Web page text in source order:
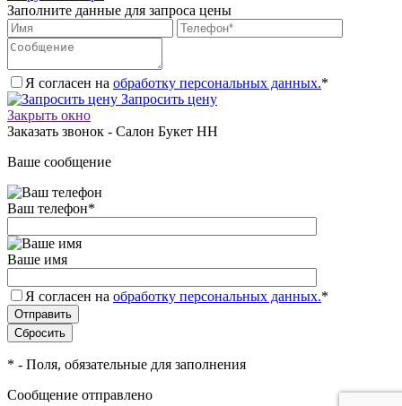
Заполните данные для запроса цены
Я согласен на обработку персональных данных.*
Запросить цену
Закрыть окно
Заказать звонок - Салон Букет НН
Ваше сообщение
Ваш телефон*
Ваше имя
Я согласен на обработку персональных данных.*
* - Поля, обязательные для заполнения
Сообщение отправлено